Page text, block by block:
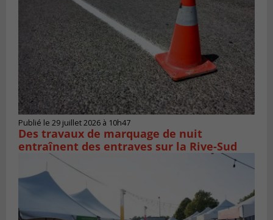
Publié le 29 juillet 2026 à 10h47
Des travaux de marquage de nuit
entraînent des entraves sur la Rive-Sud